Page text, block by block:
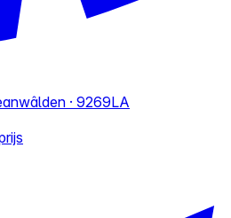
· 9269LA